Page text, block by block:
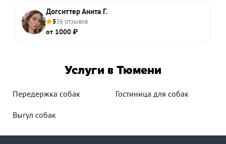
Догситтер Анита Г.
536 отзывов
от 1000 ₽
Услуги в Тюмени
Передержка собак Гостиница для собак
Выгул собак